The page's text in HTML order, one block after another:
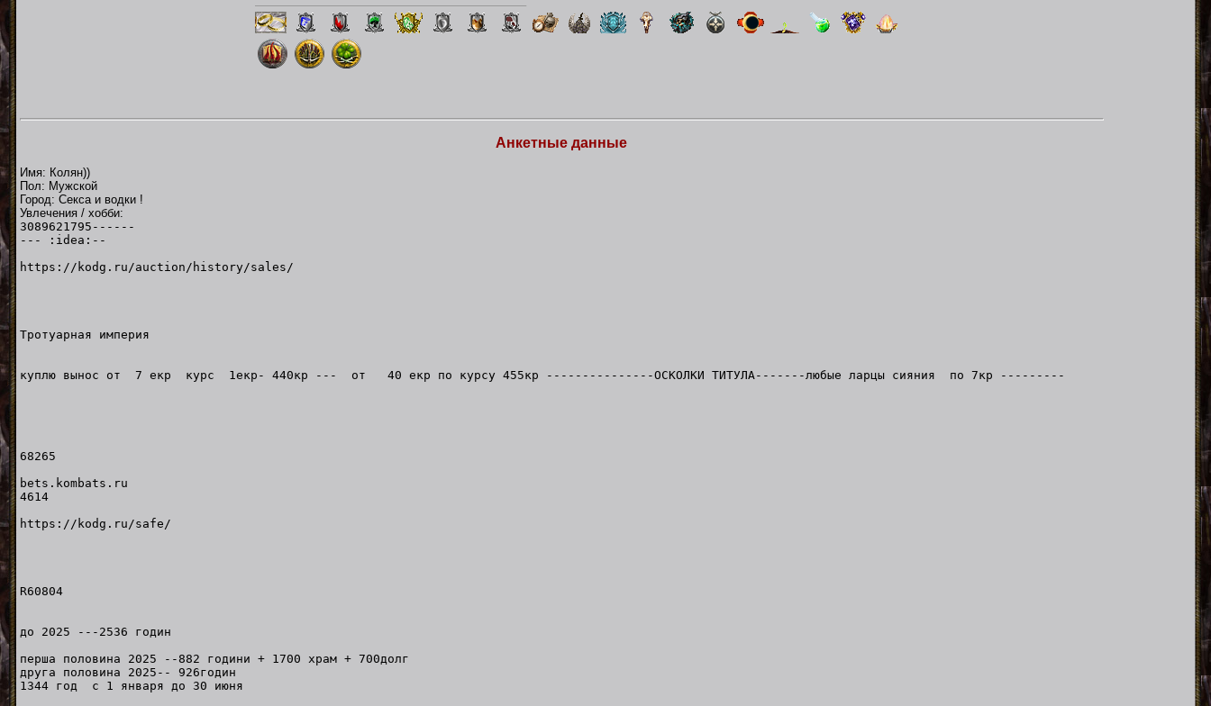
Анкетные данные
Имя: Колян))
Пол: Мужской
Город: Секса и водки !
Увлечения / хобби:
3089621795------
--- :idea:--
https://kodg.ru/auction/history/sales/
Тротуарная империя
куплю вынос от 7 екр курс 1екр- 440кр --- от 40 екр по курсу 455кр ---------------ОСКОЛКИ ТИТУЛА-------любые ларцы сияния по 7кр ---------
68265
bets.kombats.ru
4614
https://kodg.ru/safe/
R60804
до 2025 ---2536 годин
перша половина 2025 --882 години + 1700 храм + 700долг
друга половина 2025-- 926годин
1344 год с 1 января до 30 июня